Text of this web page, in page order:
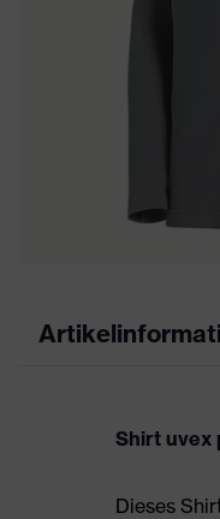
Shirt uvex
Dieses